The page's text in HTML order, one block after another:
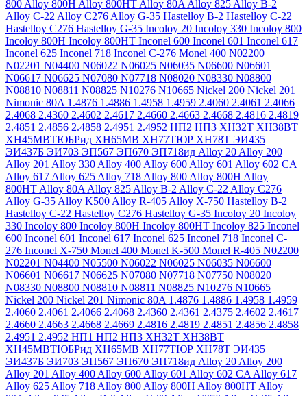
800 Alloy 800H Alloy 800HT Alloy 80A Alloy 825 Alloy B-2
Alloy C-22 Alloy C276 Alloy G-35 Hastelloy B-2 Hastelloy C-22
Hastelloy C276 Hastelloy G-35 Incoloy 20 Incoloy 330 Incoloy 800
Incoloy 800H Incoloy 800HT Inconel 600 Inconel 601 Inconel 617
Inconel 625 Inconel 718 Inconel C-276 Monel 400 N02200
N02201 N04400 N06022 N06025 N06035 N06600 N06601
N06617 N06625 N07080 N07718 N08020 N08330 N08800
N08810 N08811 N08825 N10276 N10665 Nickel 200 Nickel 201
Nimonic 80A 1.4876 1.4886 1.4958 1.4959 2.4060 2.4061 2.4066
2.4068 2.4360 2.4602 2.4617 2.4660 2.4663 2.4668 2.4816 2.4819
2.4851 2.4856 2.4858 2.4951 2.4952 НП2 НП3 ХН32Т ХН38ВТ
ХН45МВТЮБРид ХН65МВ ХН77ТЮР ХН78Т ЭИ435
ЭИ437Б ЭИ703 ЭП567 ЭП670 ЭП718ид Alloy 20 Alloy 200
Alloy 201 Alloy 330 Alloy 400 Alloy 600 Alloy 601 Alloy 602 CA
Alloy 617 Alloy 625 Alloy 718 Alloy 800 Alloy 800H Alloy
800HT Alloy 80A Alloy 825 Alloy B-2 Alloy C-22 Alloy C276
Alloy G-35 Alloy K500 Alloy R-405 Alloy X-750 Hastelloy B-2
Hastelloy C-22 Hastelloy C276 Hastelloy G-35 Incoloy 20 Incoloy
330 Incoloy 800 Incoloy 800H Incoloy 800HT Incoloy 825 Inconel
600 Inconel 601 Inconel 617 Inconel 625 Inconel 718 Inconel C-
276 Inconel X-750 Monel 400 Monel K-500 Monel R-405 N02200
N02201 N04400 N05500 N06022 N06025 N06035 N06600
N06601 N06617 N06625 N07080 N07718 N07750 N08020
N08330 N08800 N08810 N08811 N08825 N10276 N10665
Nickel 200 Nickel 201 Nimonic 80A 1.4876 1.4886 1.4958 1.4959
2.4060 2.4061 2.4066 2.4068 2.4360 2.4361 2.4375 2.4602 2.4617
2.4660 2.4663 2.4668 2.4669 2.4816 2.4819 2.4851 2.4856 2.4858
2.4951 2.4952 НП1 НП2 НП3 ХН32Т ХН38ВТ
ХН45МВТЮБРид ХН65МВ ХН77ТЮР ХН78Т ЭИ435
ЭИ437Б ЭИ703 ЭП567 ЭП670 ЭП718ид Alloy 20 Alloy 200
Alloy 201 Alloy 400 Alloy 600 Alloy 601 Alloy 602 CA Alloy 617
Alloy 625 Alloy 718 Alloy 800 Alloy 800H Alloy 800HT Alloy